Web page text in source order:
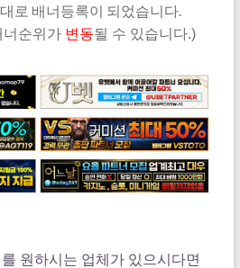
로 배너등록이 되었습니다.
너순위가 변동될 수 있습니다.)
원하시는 업체가 있으시다면